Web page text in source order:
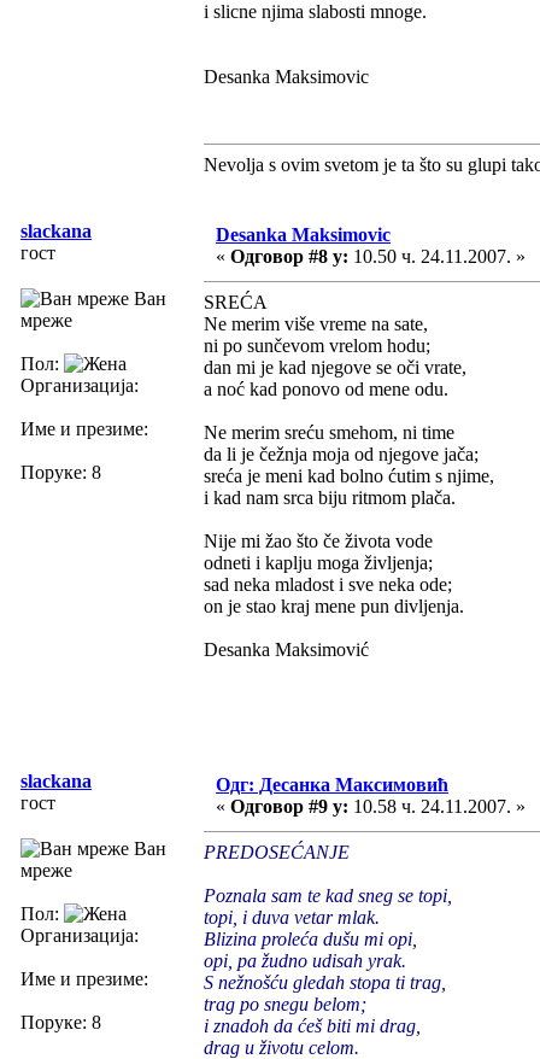
i slicne njima slabosti mnoge.
Desanka Maksimovic
Nevolja s ovim svetom je ta što su glupi
slackana
гост
Ван
мреже
Пол:
Организација:
Име и презиме:
Поруке: 8
Desanka Maksimovic
« Одговор #8 у: 10.50 ч. 24.11.2007. »
SREĆA
Ne merim više vreme na sate,
ni po sunčevom vrelom hodu;
dan mi je kad njegove se oči vrate,
a noć kad ponovo od mene odu.
Ne merim sreću smehom, ni time
da li je čežnja moja od njegove jača;
sreća je meni kad bolno ćutim s njime,
i kad nam srca biju ritmom plača.
Nije mi žao što če života vode
odneti i kaplju moga življenja;
sad neka mladost i sve neka ode;
on je stao kraj mene pun divljenja.
Desanka Maksimović
slackana
гост
Ван
мреже
Пол:
Организација:
Име и презиме:
Поруке: 8
Одг: Десанка Максимовић
« Одговор #9 у: 10.58 ч. 24.11.2007. »
PREDOSEĆANJE
Poznala sam te kad sneg se topi,
topi, i duva vetar mlak.
Blizina proleća dušu mi opi,
opi, pa žudno udisah yrak.
S nežnošću gledah stopa ti trag,
trag po snegu belom;
i znadoh da ćeš biti mi drag,
drag u životu celom.